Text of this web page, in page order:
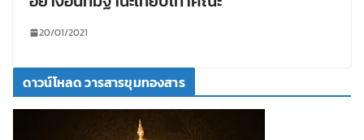
20/01/2021
ดาวน์โหลด วารสารขุมทองสาร